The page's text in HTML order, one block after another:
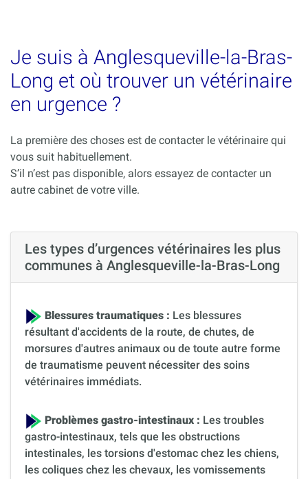
Je suis à Anglesqueville-la-Bras-
Long et où trouver un vétérinaire
en urgence ?
La première des choses est de contacter le vétérinaire qui
vous suit habituellement.
S’il n’est pas disponible, alors essayez de contacter un
autre cabinet de votre ville.
Les types d’urgences vétérinaires les plus
communes à Anglesqueville-la-Bras-Long
Blessures traumatiques : Les blessures
résultant d'accidents de la route, de chutes, de
morsures d'autres animaux ou de toute autre forme
de traumatisme peuvent nécessiter des soins
vétérinaires immédiats.
Problèmes gastro-intestinaux : Les troubles
gastro-intestinaux, tels que les obstructions
intestinales, les torsions d'estomac chez les chiens,
les coliques chez les chevaux, les vomissements